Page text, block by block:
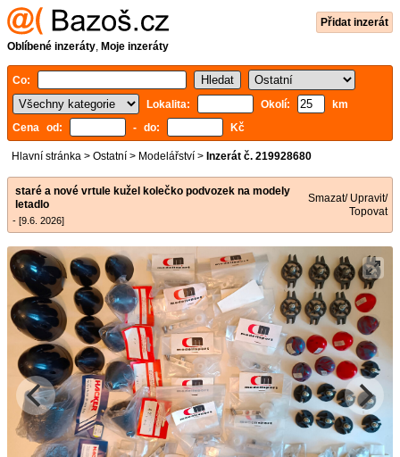
Přidat inzerát
Oblíbené inzeráty, Moje inzeráty
Co:
Lokalita:
Okolí:
km
Cena od:
- do: Kč
Hlavní stránka > Ostatní > Modelářství > Inzerát č. 219928680
staré a nové vrtule kužel kolečko podvozek na modely
letadlo
- [9.6. 2026]
Smazat/ Upravit/
Topovat